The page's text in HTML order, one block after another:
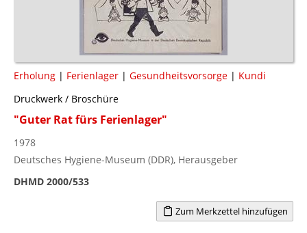
Erholung | Ferienlager | Gesundheitsvorsorge | Kundi
Druckwerk / Broschüre
"Guter Rat fürs Ferienlager"
1978
Deutsches Hygiene-Museum (DDR), Herausgeber
DHMD 2000/533
Zum Merkzettel hinzufügen